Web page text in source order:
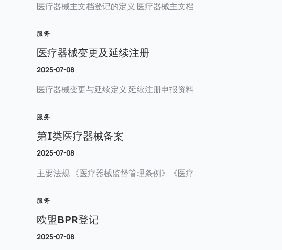
医疗器械主文档登记的定义 医疗器械主文档
服务
医疗器械变更及延续注册
2025-07-08
医疗器械变更与延续定义 延续注册申报资料
服务
第I类医疗器械备案
2025-07-08
主要法规 《医疗器械监督管理条例》《医疗
服务
欧盟BPR登记
2025-07-08